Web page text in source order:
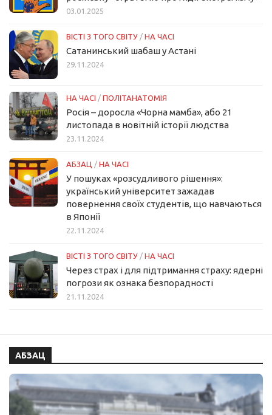
03.01.2025
ВІСТІ З ТОГО СВІТУ / НА ЧАСІ
Сатанинський шабаш у Астані
29.11.2024
НА ЧАСІ / ПОЛІТАНАТОМІЯ
Росія – доросла «Чорна мамба», або 21
листопада в новітній історії людства
23.11.2024
АБЗАЦ / НА ЧАСІ
У пошуках «розсудливого рішення»:
український університет зажадав
повернення своїх студентів, що навчаються
в Японії
22.11.2024
ВІСТІ З ТОГО СВІТУ / НА ЧАСІ
Через страх і для підтримання страху: ядерні
погрози як ознака безпорадності
21.11.2024
АБЗАЦ